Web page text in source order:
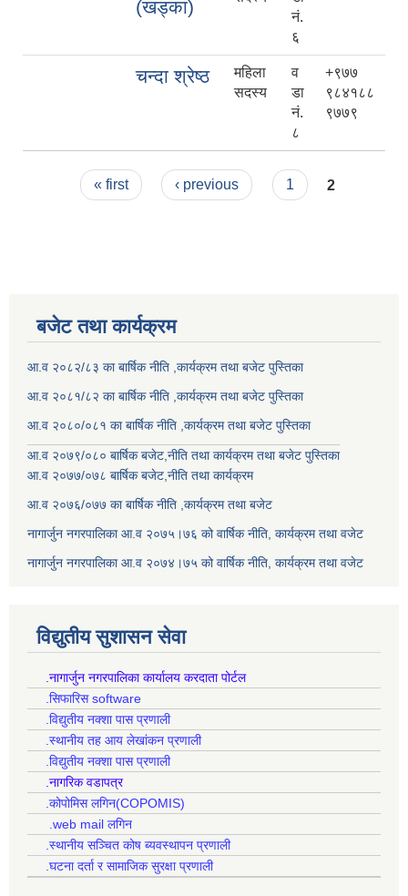
(खड्का)
नं.
६
चन्दा श्रेष्ठ
महिला
सदस्य
व
डा
नं.
८
+९७७
९८४१८८
९७७९
Pages« first ‹ previous 1 2
बजेट तथा कार्यक्रम
आ.व २०८२/८३ का बार्षिक नीति ,कार्यक्रम तथा बजेट पुस्तिका
आ.व २०८१/८२ का बार्षिक नीति ,कार्यक्रम तथा बजेट पुस्तिका
आ.व २०८०/०८१ का बार्षिक नीति ,कार्यक्रम तथा बजेट पुस्तिका
आ.व २०७९/०८० बार्षिक बजेट,नीति तथा कार्यक्रम तथा बजेट पुस्तिका
आ.व २०७७/०७८ बार्षिक बजेट,नीति तथा कार्यक्रम
आ.व २०७६/०७७ का बार्षिक नीति ,कार्यक्रम तथा बजेट
नागार्जुन नगरपालिका आ.व २०७५।७६ को वार्षिक नीति, कार्यक्रम तथा वजेट
नागार्जुन नगरपालिका आ.व २०७४।७५ को वार्षिक नीति, कार्यक्रम तथा वजेट
विद्युतीय सुशासन सेवा
.नागार्जुन नगरपालिका कार्यालय करदाता पोर्टल
.सिफारिस software
.विद्युतीय नक्शा पास प्रणाली
.स्थानीय तह आय लेखांकन प्रणाली
.विद्युतीय नक्शा पास प्रणाली
.नागरिक वडापत्र
.कोपोमिस लगिन(COPOMIS)
.web mail लगिन
.स्थानीय सञ्चित कोष ब्यवस्थापन प्रणाली
.घटना दर्ता र सामाजिक सुरक्षा प्रणाली